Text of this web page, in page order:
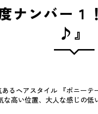
ナンバー１
♪』
るヘアスタイル 『ポニー
高い位置、大人な感じの低